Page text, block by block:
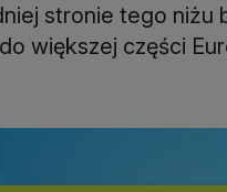
stronie tego niżu
większej części